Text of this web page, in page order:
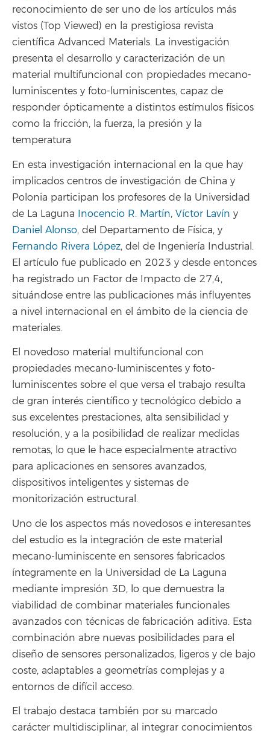
reconocimiento de ser uno de los artículos más
vistos (Top Viewed) en la prestigiosa revista
científica Advanced Materials. La investigación
presenta el desarrollo y caracterización de un
material multifuncional con propiedades mecano-
luminiscentes y foto-luminiscentes, capaz de
responder ópticamente a distintos estímulos físicos
como la fricción, la fuerza, la presión y la
temperatura
En esta investigación internacional en la que hay
implicados centros de investigación de China y
Polonia participan los profesores de la Universidad
de La Laguna Inocencio R. Martín, Víctor Lavín y
Daniel Alonso, del Departamento de Física, y
Fernando Rivera López, del de Ingeniería Industrial.
El artículo fue publicado en 2023 y desde entonces
ha registrado un Factor de Impacto de 27,4,
situándose entre las publicaciones más influyentes
a nivel internacional en el ámbito de la ciencia de
materiales.
El novedoso material multifuncional con
propiedades mecano-luminiscentes y foto-
luminiscentes sobre el que versa el trabajo resulta
de gran interés científico y tecnológico debido a
sus excelentes prestaciones, alta sensibilidad y
resolución, y a la posibilidad de realizar medidas
remotas, lo que le hace especialmente atractivo
para aplicaciones en sensores avanzados,
dispositivos inteligentes y sistemas de
monitorización estructural.
Uno de los aspectos más novedosos e interesantes
del estudio es la integración de este material
mecano-luminiscente en sensores fabricados
íntegramente en la Universidad de La Laguna
mediante impresión 3D, lo que demuestra la
viabilidad de combinar materiales funcionales
avanzados con técnicas de fabricación aditiva. Esta
combinación abre nuevas posibilidades para el
diseño de sensores personalizados, ligeros y de bajo
coste, adaptables a geometrías complejas y a
entornos de difícil acceso.
El trabajo destaca también por su marcado
carácter multidisciplinar, al integrar conocimientos